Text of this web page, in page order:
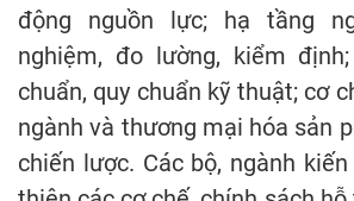
động nguồn lực; hạ tầng
nghiệm, đo lường, kiểm
chuẩn, quy chuẩn kỹ thuật; cơ
ngành và thương mại hóa sản
chiến lược. Các bộ, ngành